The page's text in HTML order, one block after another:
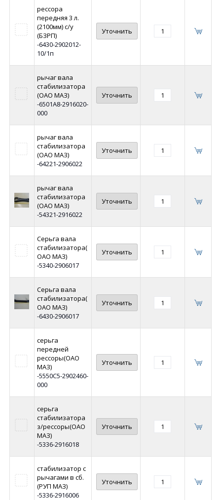
рессора
передняя 3 л.
(2100мм) с/у
(БЗРП)
-6430-2902012-
10/1п
Уточнить
рычаг вала
стабилизатора
(ОАО МАЗ)
-6501А8-2916020-
000
Уточнить
рычаг вала
стабилизатора
(ОАО МАЗ)
-64221-2906022
Уточнить
рычаг вала
стабилизатора
(ОАО МАЗ)
-54321-2916022
Уточнить
Серьга вала
стабилизатора(
ОАО МАЗ)
-5340-2906017
Уточнить
Серьга вала
стабилизатора(
ОАО МАЗ)
-6430-2906017
Уточнить
серьга
передней
рессоры(ОАО
МАЗ)
-5550С5-2902460-
000
Уточнить
серьга
стабилизатора
з/рессоры(ОАО
МАЗ)
-5336-2916018
Уточнить
стабилизатор с
рычагами в сб.
(РУП МАЗ)
-5336-2916006
Уточнить